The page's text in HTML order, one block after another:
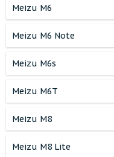
Meizu M6
Meizu M6 Note
Meizu M6s
Meizu M6T
Meizu M8
Meizu M8 Lite